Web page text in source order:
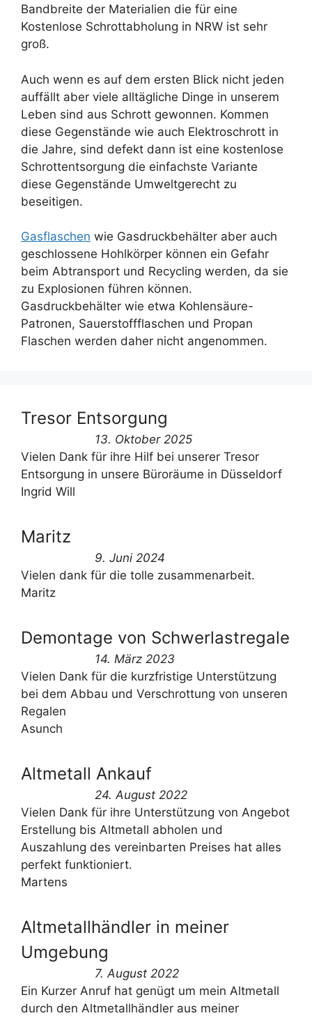
Bandbreite der Materialien die für eine
Kostenlose Schrottabholung in NRW ist sehr
groß.
Auch wenn es auf dem ersten Blick nicht jeden
auffällt aber viele alltägliche Dinge in unserem
Leben sind aus Schrott gewonnen. Kommen
diese Gegenstände wie auch Elektroschrott in
die Jahre, sind defekt dann ist eine kostenlose
Schrottentsorgung die einfachste Variante
diese Gegenstände Umweltgerecht zu
beseitigen.
Gasflaschen wie Gasdruckbehälter aber auch
geschlossene Hohlkörper können ein Gefahr
beim Abtransport und Recycling werden, da sie
zu Explosionen führen können.
Gasdruckbehälter wie etwa Kohlensäure-
Patronen, Sauerstoffflaschen und Propan
Flaschen werden daher nicht angenommen.
Tresor Entsorgung
13. Oktober 2025
Vielen Dank für ihre Hilf bei unserer Tresor
Entsorgung in unsere Büroräume in Düsseldorf
Ingrid Will
Maritz
9. Juni 2024
Vielen dank für die tolle zusammenarbeit.
Maritz
Demontage von Schwerlastregale
14. März 2023
Vielen Dank für die kurzfristige Unterstützung
bei dem Abbau und Verschrottung von unseren
Regalen
Asunch
Altmetall Ankauf
24. August 2022
Vielen Dank für ihre Unterstützung von Angebot
Erstellung bis Altmetall abholen und
Auszahlung des vereinbarten Preises hat alles
perfekt funktioniert.
Martens
Altmetallhändler in meiner
Umgebung
7. August 2022
Ein Kurzer Anruf hat genügt um mein Altmetall
durch den Altmetallhändler aus meiner